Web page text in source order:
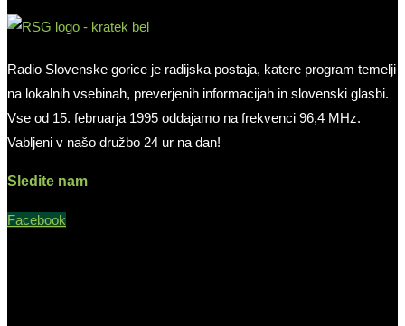
Radio Slovenske gorice je radijska postaja, katere program temelji
na lokalnih vsebinah, preverjenih informacijah in slovenski glasbi.
Vse od 15. februarja 1995 oddajamo na frekvenci 96,4 MHz.
Vabljeni v našo družbo 24 ur na dan!
Sledite nam
Facebook